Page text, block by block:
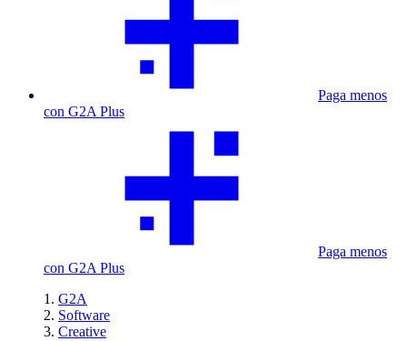
Paga menos
con G2A Plus
Paga menos
con G2A Plus
G2A
Software
Creative